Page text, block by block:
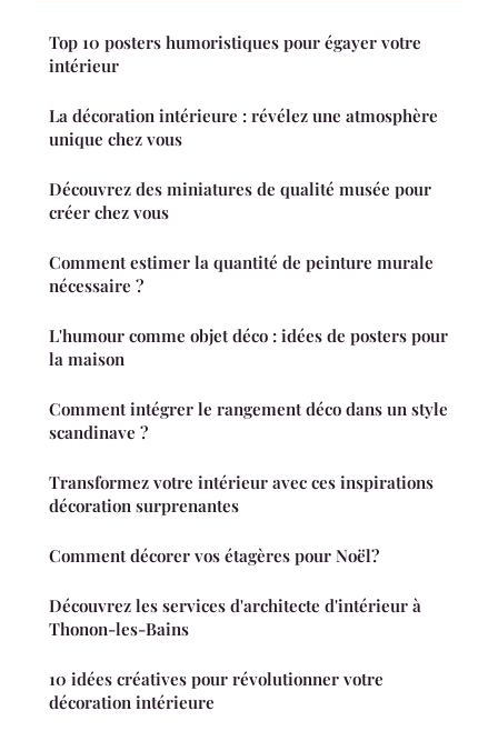
Top 10 posters humoristiques pour égayer votre
intérieur
La décoration intérieure : révélez une atmosphère
unique chez vous
Découvrez des miniatures de qualité musée pour
créer chez vous
Comment estimer la quantité de peinture murale
nécessaire ?
L'humour comme objet déco : idées de posters pour
la maison
Comment intégrer le rangement déco dans un style
scandinave ?
Transformez votre intérieur avec ces inspirations
décoration surprenantes
Comment décorer vos étagères pour Noël?
Découvrez les services d'architecte d'intérieur à
Thonon-les-Bains
10 idées créatives pour révolutionner votre
décoration intérieure